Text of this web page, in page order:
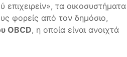
τα οικοσυστήματα
φορείς από τον δημόσιο,
OBCD, η οποία είναι ανοιχτά